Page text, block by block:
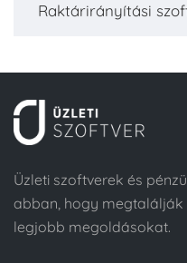
Raktárirányítási
Üzleti szoftverek és
abban, hogy
legjobb megoldásokat.